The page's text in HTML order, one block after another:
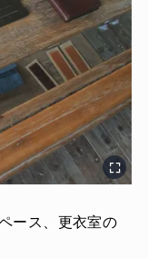
ース、更衣室の